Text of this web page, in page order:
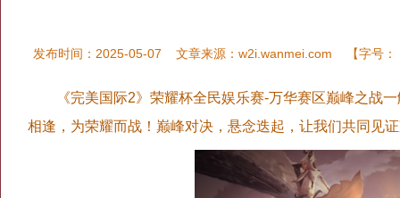
发布时间：2025-05-07 文章来源： w2i.wanmei.com 【字号：
《完美国际2》荣耀杯全民娱乐赛-万华赛区巅峰之战
相逢，为荣耀而战！巅峰对决，悬念迭起，让我们共同见